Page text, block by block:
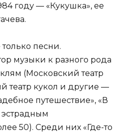
году — «Кукушка», ее
песни.
музыки к разного рода
(Московский театр
театр кукол и другие —
путешествие», «В
50). Среди них «Где-то